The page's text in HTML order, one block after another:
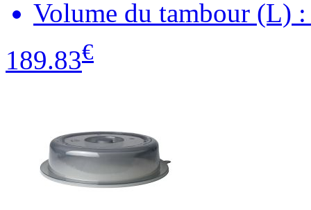
Volume du tambour (L)
189.83€